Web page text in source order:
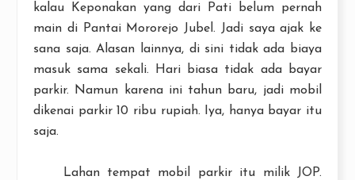
kalau Keponakan yang dari Pati belum pernah
main di Pantai Mororejo Jubel. Jadi saya ajak ke
sana saja. Alasan lainnya, di sini tidak ada biaya
masuk sama sekali. Hari biasa tidak ada bayar
parkir. Namun karena ini tahun baru, jadi mobil
dikenai parkir 10 ribu rupiah. Iya, hanya bayar itu
saja.
Lahan tempat mobil parkir itu milik JOP.